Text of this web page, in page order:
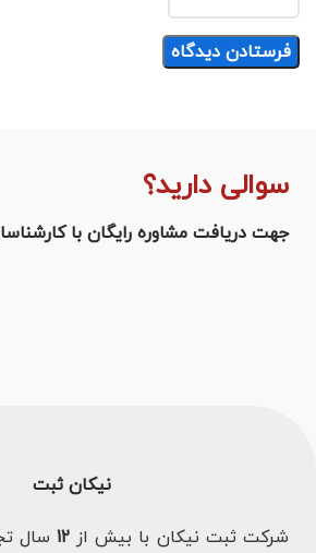
سوالی دارید؟
جهت دریافت مشاوره رایگان با
نیکان ثبت
شرکت ثبت نیکان با بیش از 12 سال